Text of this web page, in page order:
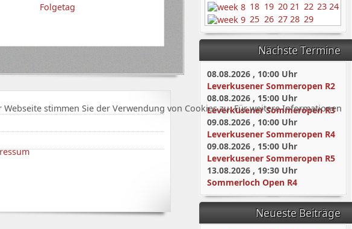
18 19 20 21 22 23 24
25 26 27 28 29
Nächste Termine
08.08.2026, 10:00Uhr
Leverkusener Sommeropen R2
08.08.2026, 15:00Uhr
Leverkusener Sommeropen R3
09.08.2026, 10:00Uhr
Leverkusener Sommeropen R4
09.08.2026, 15:00Uhr
Leverkusener Sommeropen R5
13.08.2026, 19:30Uhr
Sommerloch Open R4
Neueste Beiträge
Folgetag
stimmen Sie der Verwendung von Cookies zu. Für weitere Informationen